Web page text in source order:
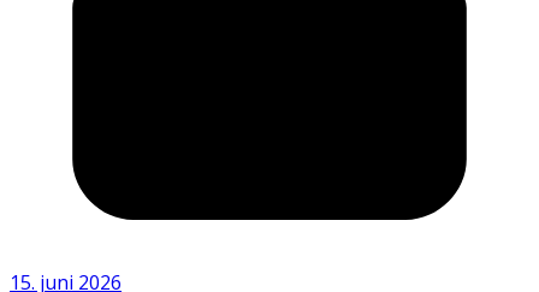
15. juni 2026